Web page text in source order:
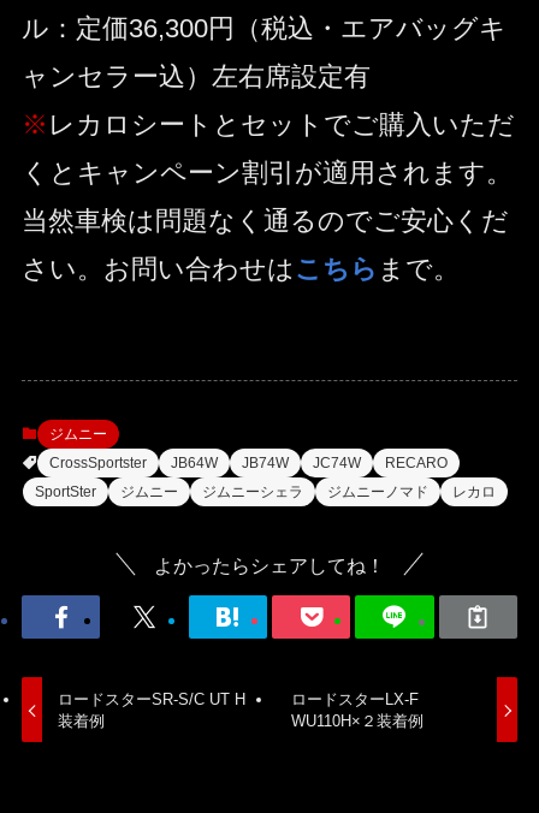
ル：定価36,300円（税込・エアバッグキ
ャンセラー込）左右席設定有
※ レカロシートとセットでご購入いただ
くとキャンペーン割引が適用されます。
当然車検は問題なく通るのでご安心くだ
さい。お問い合わせは こちら まで。
ジムニー
CrossSportster
JB64W JB74W JC74W
RECARO
SportSter
ジムニー ジムニーシェラ ジムニーノマド レカロ
よかったらシェアしてね！
ロードスターSR-S/C UT H
装着例
ロードスターLX-F
WU110H×２装着例